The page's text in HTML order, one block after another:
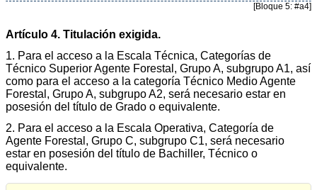
[Bloque 5: #a4]
Artículo 4. Titulación exigida.
1. Para el acceso a la Escala Técnica, Categorías de
Técnico Superior Agente Forestal, Grupo A, subgrupo A1, así
como para el acceso a la categoría Técnico Medio Agente
Forestal, Grupo A, subgrupo A2, será necesario estar en
posesión del título de Grado o equivalente.
2. Para el acceso a la Escala Operativa, Categoría de
Agente Forestal, Grupo C, subgrupo C1, será necesario
estar en posesión del título de Bachiller, Técnico o
equivalente.